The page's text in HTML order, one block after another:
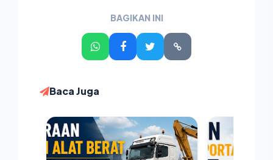
BAGIKAN INI
Baca Juga